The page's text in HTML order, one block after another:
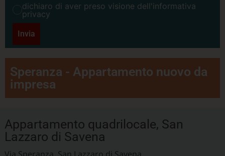
dichiaro di aver preso visione dell'informativa
privacy
Invia
Speranza - Appartamento nuovo da
impresa
Appartamento quadrilocale, San
Lazzaro di Savena
Via Speranza, San Lazzaro di Savena